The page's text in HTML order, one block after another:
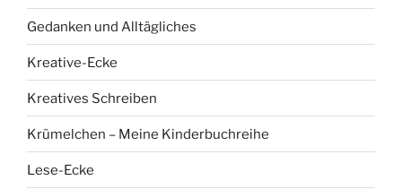
Gedanken und Alltägliches
Kreative-Ecke
Kreatives Schreiben
Krümelchen – Meine Kinderbuchreihe
Lese-Ecke